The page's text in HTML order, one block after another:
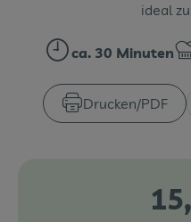
Über uns
Service
Firmenkunden
ideal
Zubreitungszeit:
ca. 30 Minuten
Drucken​/​PDF